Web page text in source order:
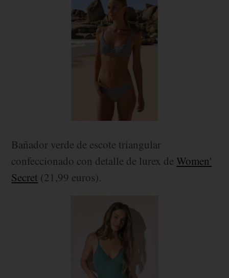
Bañador verde de escote triangular
confeccionado con detalle de lurex de Women'
Secret (21,99 euros).